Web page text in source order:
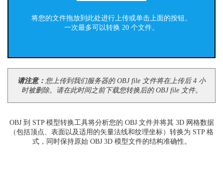
将您的文件拖放到此处进行上传或单击上面的按钮。
一次最多可以转换 20 个文件。
请注意： 您上传到我们服务器的 OBJ file 文件将在上传后 4 小
时被删除。请在此时间之前下载您转换后的 OBJ file 文件。
OBJ 到 STP 模型转换工具将分析您的 OBJ 文件并将其 3D 网格数据
（包括顶点、表面以及适用的矢量法线和纹理坐标）转换为 STP 格
式，同时保持原始 OBJ 3D 模型文件的结构准确性。